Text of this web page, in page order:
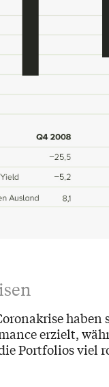
erzielt,
Portfolios viel